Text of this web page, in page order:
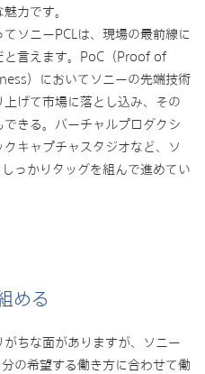
力です。
ソニーPCLは、現場の最前線に
と言えます。PoC（Proof of
）においてソニーの先端技術
げて市場に落とし込み、その
きる。バーチャルプロダクシ
キャプチャスタジオなど、ソ
っかりタッグを組んで進めてい
める
ちな面がありますが、ソニー
の希望する働き方に合わせて働